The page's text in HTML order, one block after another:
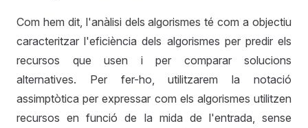
Com hem dit, l'anàlisi dels algorismes té com a objectiu
caracteritzar l'eficiència dels algorismes per predir els
recursos que usen i per comparar solucions
alternatives. Per fer-ho, utilitzarem la notació
assimptòtica per expressar com els algorismes utilitzen
recursos en funció de la mida de l'entrada, sense